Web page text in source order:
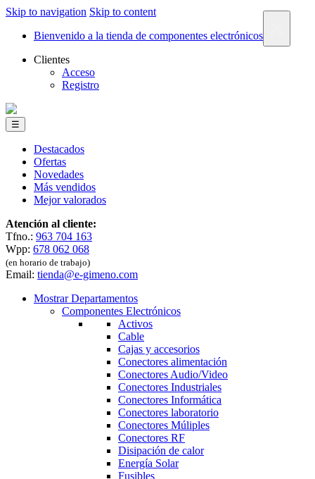
Skip to navigation Skip to content
Bienvenido a la tienda de componentes electrónicos
Clientes
Acceso
Registro
☰
Destacados
Ofertas
Novedades
Más vendidos
Mejor valorados
Atención al cliente:
Tfno.: 963 704 163
Wpp: 678 062 068
(en horario de trabajo)
Email: tienda@e-gimeno.com
Mostrar Departamentos
Componentes Electrónicos
Activos
Cable
Cajas y accesorios
Conectores alimentación
Conectores Audio/Video
Conectores Industriales
Conectores Informática
Conectores laboratorio
Conectores Múliples
Conectores RF
Disipación de calor
Energía Solar
Fusibles